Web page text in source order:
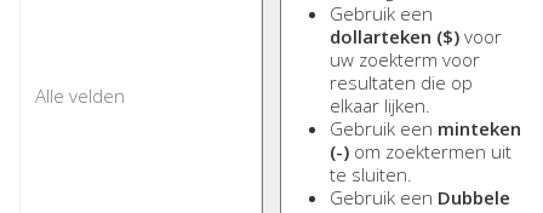
Gebruik een
dollarteken ($) voor
uw zoekterm voor
resultaten die op
elkaar lijken.
Gebruik een minteken
(-) om zoektermen uit
te sluiten.
Gebruik een Dubbele